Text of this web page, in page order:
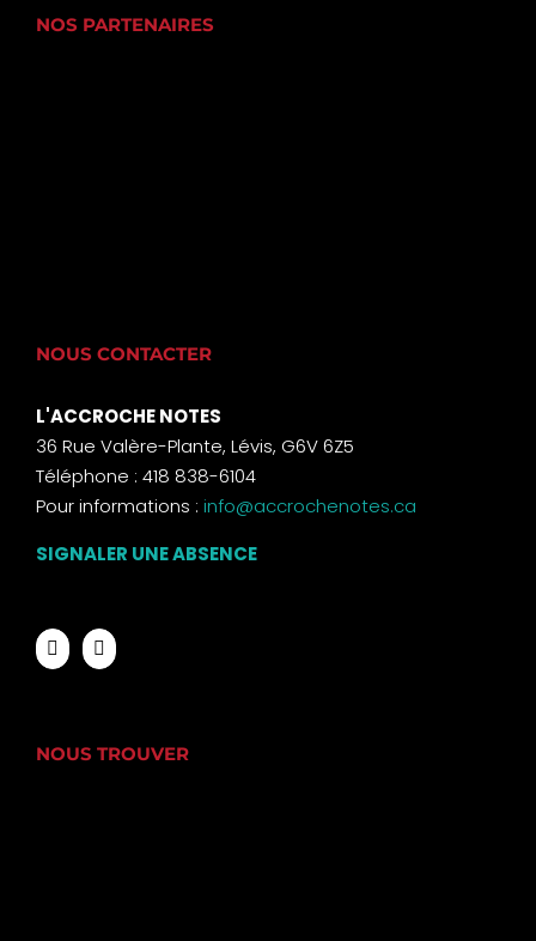
NOS PARTENAIRES
NOUS CONTACTER
L'ACCROCHE NOTES
36 Rue Valère-Plante, Lévis, G6V 6Z5
Téléphone : 418 838-6104
Pour informations : info@accrochenotes.ca
SIGNALER UNE ABSENCE
NOUS TROUVER